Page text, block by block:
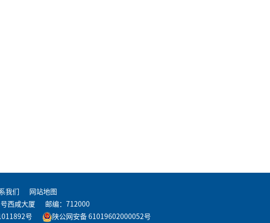
我们
网站地图
西咸大厦
邮编：712000
号 陕公网安备 61019602000052号